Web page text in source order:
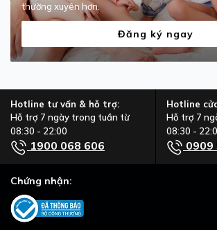
thường xuyên hơn.
Đăng ký ngay
Hotline tư vấn & hỗ trợ:
Hỗ trợ 7 ngày trong tuần từ
08:30 - 22:00
1900 068 606
Hotline
Hỗ trợ 7
08:30 -
0909
Chứng nhận: